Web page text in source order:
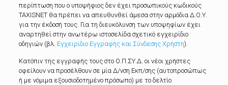
περίπτωση που ο υποψήφιος δεν έχει προσωπικούς κωδικούς
TAXISNET θα πρέπει να απευθυνθεί άμεσα στην αρμόδια Δ.Ο.Υ.
για την έκδοσή τους. Για τη διευκόλυνση των υποψηφίων έχει
αναρτηθεί στην ανωτέρω ιστοσελίδα σχετικό εγχειρίδιο
οδηγιών (βλ. Εγχειρίδιο Εγγραφής και Σύνδεσης Χρήστη).
Κατόπιν της εγγραφής τους στο Ο.Π.ΣΥ.Δ. οι νέοι χρήστες
οφείλουν να προσέλθουν σε μία Δ/νση Εκπ/σης (αυτοπροσώπως
ή με νόμιμα εξουσιοδοτημένο πρόσωπο) με το δελτίο